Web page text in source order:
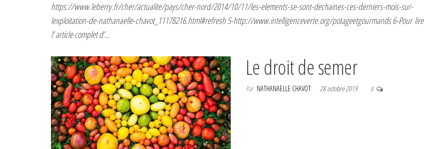
https://www.leberry.fr/cher/actualite/pays/cher-nord/2014/10/11/les-elements-se-sont-dechaines-ces-derniers-mois-sur-
lexploitation-de-nathanaelle-chavot_11178216.html#refresh 5-http://www.intelligenceverte.org/potageetgourmands 6-Pour lire
l’ article complet d’…
Le droit de semer
Par NATHANAELLE CHAVOT 28 octobre 2019 0